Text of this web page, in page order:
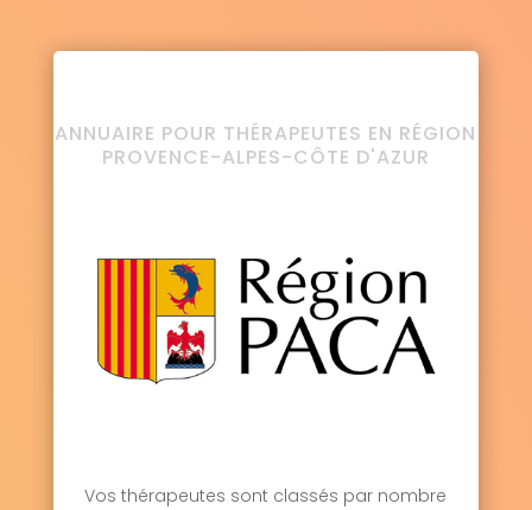
ANNUAIRE POUR THÉRAPEUTES EN RÉGION
PROVENCE-ALPES-CÔTE D'AZUR
Vos thérapeutes sont classés par nombre